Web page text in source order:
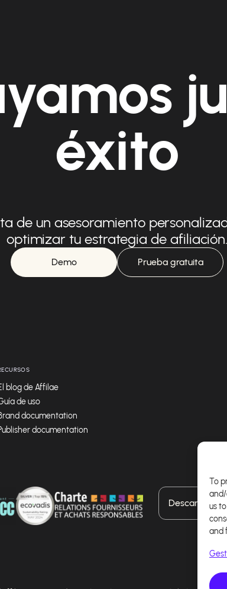
To
us
and
éxito
de un asesoramiento
optimizar tu estrategia de afiliación.
Demo Prueba gratuita
blog de Affilae
de uso
documentation
documentation
Descarga